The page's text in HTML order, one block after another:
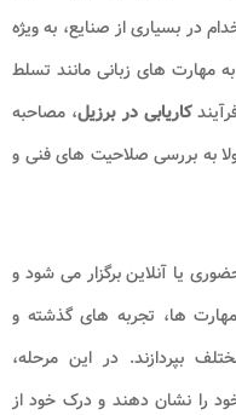
در بسیاری از صنایع، به ویژه
مهارت های زبانی مانند تسلط
کاریابی در برزیل، مصاحبه
به بررسی صلاحیت های فنی و
یا آنلاین برگزار می شود و
مهارت ها، تجربه های گذشته و
بپردازند. در این مرحله،
را نشان دهند و درک خود از